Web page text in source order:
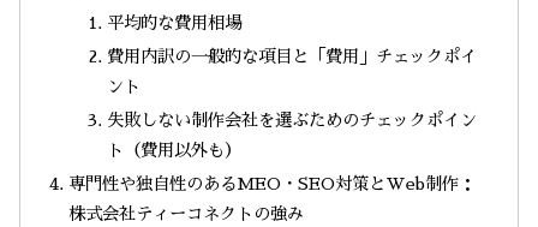
平均的な費用相場
費用内訳の一般的な項目と「費用」チェックポイ
ント
失敗しない制作会社を選ぶためのチェックポイン
ト（費用以外も）
専門性や独自性のあるMEO・SEO対策とWeb制作：
株式会社ティーコネクトの強み